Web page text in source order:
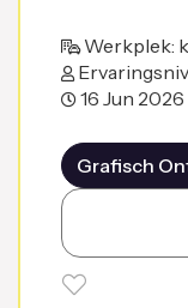
Werkplek:
16 Jun 2026
Grafisch